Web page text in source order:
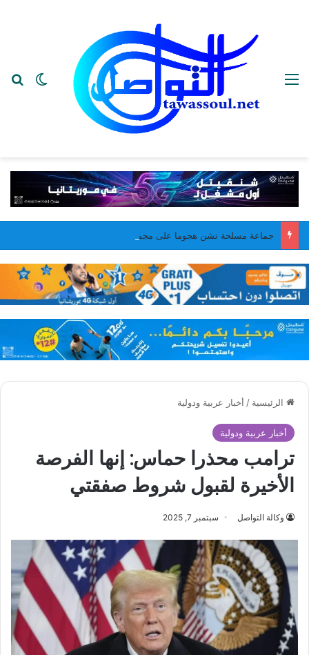
الوضع القائمة
الرئيسية / أخبار عربية ودولية
أخبار عربية ودولية
ترامب محذرا حماس: إنها الفرصة
الأخيرة لقبول شروط صفقتي
وكالة التواصل سبتمبر 7, 2025